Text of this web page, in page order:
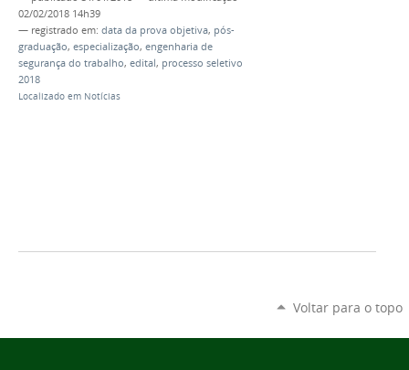
02/02/2018 14h39
— registrado em: data da prova objetiva, pós-
graduação, especialização, engenharia de
segurança do trabalho, edital, processo seletivo
2018
Localizado em Notícias
Voltar para o topo